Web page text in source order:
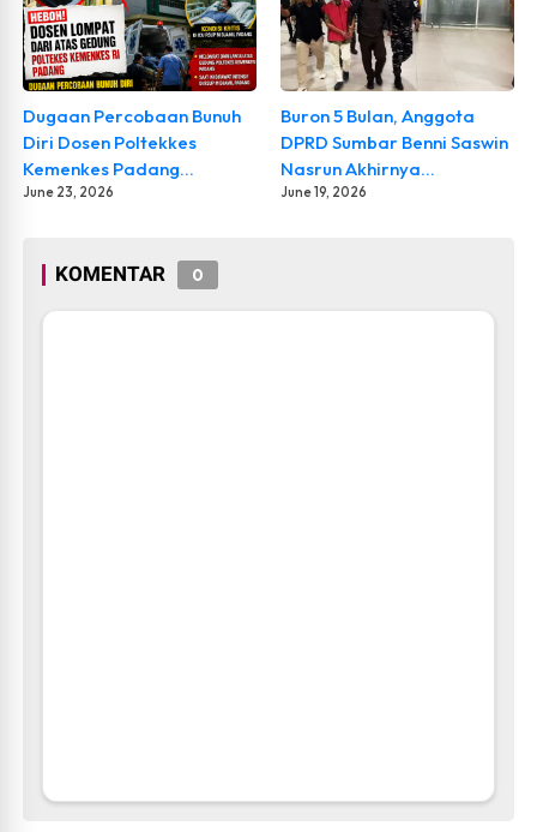
Dugaan Percobaan Bunuh
Diri Dosen Poltekkes
Kemenkes Padang
Hebohkan Publik, Kronologi
June 23, 2026
Buron 5 Bulan, Anggota
DPRD Sumbar Benni Saswin
Nasrun Akhirnya
Ditangkap dalam Kasus
June 19, 2026
KOMENTAR 0